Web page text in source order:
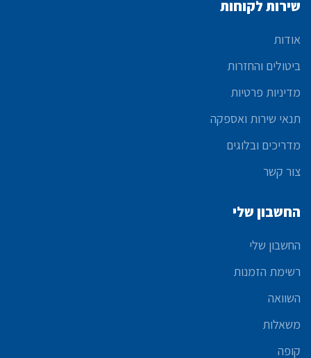
שירות לקוחות
אודות
ביטולים והחזרות
מדיניות פרטיות
תנאי שירות ואספקה
מדריכים ובלוגים
צור קשר
החשבון שלי
החשבון שלי
רשימת הזמנות
השוואה
משאלות
קופה